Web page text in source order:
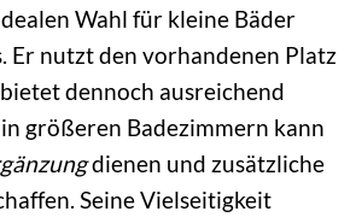
Wahl für kleine Bäder
Er nutzt den vorhandenen Platz
dennoch ausreichend
größeren Badezimmern kann
dienen und zusätzliche
Seine Vielseitigkeit